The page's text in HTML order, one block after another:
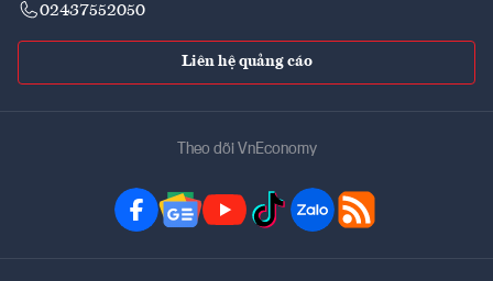
02437552050
Liên hệ quảng cáo
Theo dõi VnEconomy